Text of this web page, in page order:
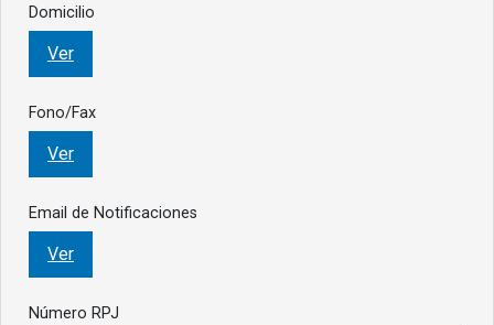
Domicilio
Ver
Fono/Fax
Ver
Email de Notificaciones
Ver
Número RPJ